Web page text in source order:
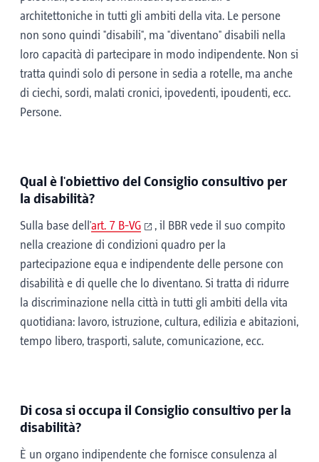
architettoniche in tutti gli ambiti della vita. Le persone
non sono quindi "disabili", ma "diventano" disabili nella
loro capacità di partecipare in modo indipendente. Non si
tratta quindi solo di persone in sedia a rotelle, ma anche
di ciechi, sordi, malati cronici, ipovedenti, ipoudenti, ecc.
Persone.
Qual è l'obiettivo del Consiglio consultivo per
la disabilità?
Sulla base dell'art. 7 B-VG
, il BBR vede il suo compito
nella creazione di condizioni quadro per la
partecipazione equa e indipendente delle persone con
disabilità e di quelle che lo diventano. Si tratta di ridurre
la discriminazione nella città in tutti gli ambiti della vita
quotidiana: lavoro, istruzione, cultura, edilizia e abitazioni,
tempo libero, trasporti, salute, comunicazione, ecc.
Di cosa si occupa il Consiglio consultivo per la
disabilità?
È un organo indipendente che fornisce consulenza al